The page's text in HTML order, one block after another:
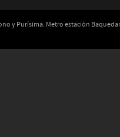
y Purísima. Metro estación